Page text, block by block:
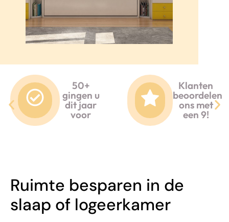
50+
gingen u
dit jaar
voor
Klanten
beoordelen
ons met
een 9!
Ruimte besparen in de
slaap of logeerkamer